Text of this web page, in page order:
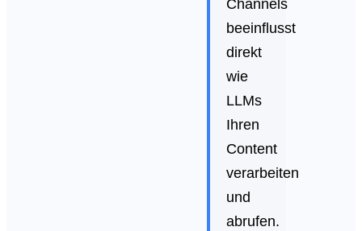
Channels
beeinflusst
direkt
wie
LLMs
Ihren
Content
verarbeiten
und
abrufen.